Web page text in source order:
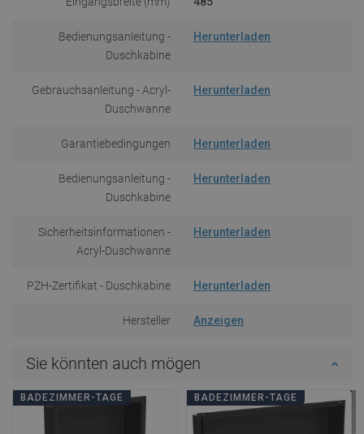
Bedienungsanleitung -
Duschkabine
Herunterladen
Gebrauchsanleitung - Acryl-
Duschwanne
Herunterladen
Garantiebedingungen Herunterladen
Bedienungsanleitung -
Duschkabine
Herunterladen
Sicherheitsinformationen -
Acryl-Duschwanne
Herunterladen
PZH-Zertifikat - Duschkabine Herunterladen
Hersteller Anzeigen
Sie könnten auch mögen
BADEZIMMER-TAGE BADEZIMMER-TAGE